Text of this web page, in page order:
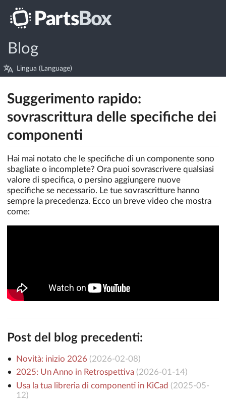
Blog
Lingua (Language)
Suggerimento rapido:
sovrascrittura delle specifiche dei
componenti
Hai mai notato che le specifiche di un componente sono
sbagliate o incomplete? Ora puoi sovrascrivere qualsiasi
valore di specifica, o persino aggiungere nuove
specifiche se necessario. Le tue sovrascritture hanno
sempre la precedenza. Ecco un breve video che mostra
come:
Post del blog precedenti:
Novità: inizio 2026 (2026-02-08)
2025: Un Anno in Retrospettiva(2026-01-14)
Usa la tua libreria di componenti in KiCad (2025-05-
12)